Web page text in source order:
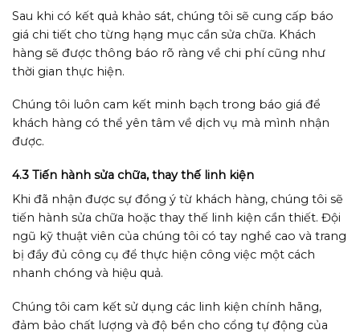
Sau khi có kết quả khảo sát, chúng tôi sẽ cung cấp báo
giá chi tiết cho từng hạng mục cần sửa chữa. Khách
hàng sẽ được thông báo rõ ràng về chi phí cũng như
thời gian thực hiện.
Chúng tôi luôn cam kết minh bạch trong báo giá để
khách hàng có thể yên tâm về dịch vụ mà mình nhận
được.
4.3 Tiến hành sửa chữa, thay thế linh kiện
Khi đã nhận được sự đồng ý từ khách hàng, chúng tôi sẽ
tiến hành sửa chữa hoặc thay thế linh kiện cần thiết. Đội
ngũ kỹ thuật viên của chúng tôi có tay nghề cao và trang
bị đầy đủ công cụ để thực hiện công việc một cách
nhanh chóng và hiệu quả.
Chúng tôi cam kết sử dụng các linh kiện chính hãng,
đảm bảo chất lượng và độ bền cho cổng tự động của